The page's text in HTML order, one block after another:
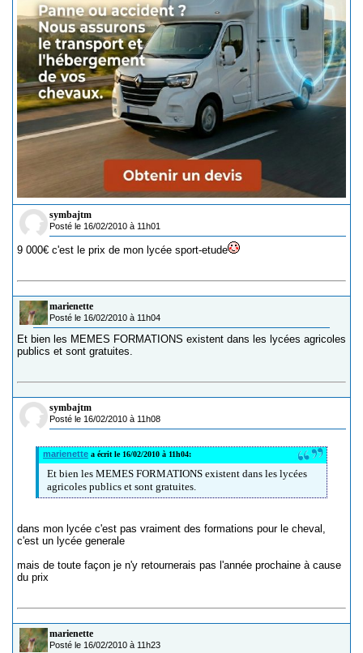
symbajtm
Posté le 16/02/2010 à 11h01
9 000€ c'est le prix de mon lycée sport-etude
marienette
Posté le 16/02/2010 à 11h04
Et bien les MEMES FORMATIONS existent dans les lycées agricoles
publics et sont gratuites.
symbajtm
Posté le 16/02/2010 à 11h08
marienette a écrit le 16/02/2010 à 11h04:
Et bien les MEMES FORMATIONS existent dans les lycées
agricoles publics et sont gratuites.
dans mon lycée c'est pas vraiment des formations pour le cheval,
c'est un lycée generale
mais de toute façon je n'y retournerais pas l'année prochaine à cause
du prix
marienette
Posté le 16/02/2010 à 11h23